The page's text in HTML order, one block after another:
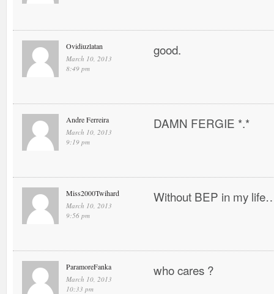
Ovidiuzlatan
March 10, 2013
8:49 pm
good.
Andre Ferreira
March 10, 2013
9:19 pm
DAMN FERGIE *.*
Miss2000Twihard
March 10, 2013
9:56 pm
Without BEP in my
ParamoreFanka
March 10, 2013
10:33 pm
who cares ?